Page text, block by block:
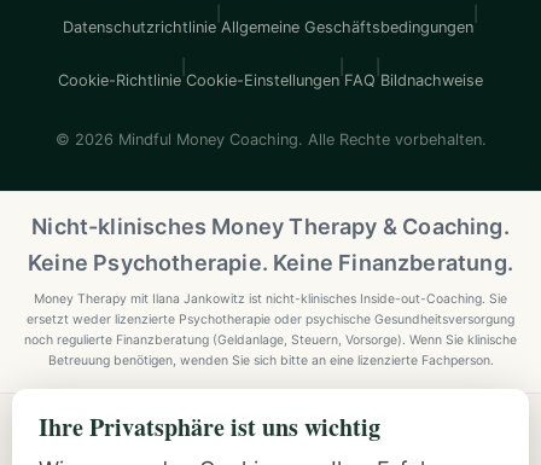
Datenschutzrichtlinie Allgemeine Geschäftsbedingungen
Cookie-Richtlinie Cookie-Einstellungen FAQ Bildnachweise
© 2026 Mindful Money Coaching. Alle Rechte vorbehalten.
Nicht-klinisches Money Therapy & Coaching.
Keine Psychotherapie. Keine Finanzberatung.
Money Therapy mit Ilana Jankowitz ist nicht-klinisches Inside-out-Coaching. Sie
ersetzt weder lizenzierte Psychotherapie oder psychische Gesundheitsversorgung
noch regulierte Finanzberatung (Geldanlage, Steuern, Vorsorge). Wenn Sie klinische
Betreuung benötigen, wenden Sie sich bitte an eine lizenzierte Fachperson.
Explore Mindful Money Coaching
Programmes, archetypes, the Inside-Out Method, and
Ihre Privatsphäre ist uns wichtig